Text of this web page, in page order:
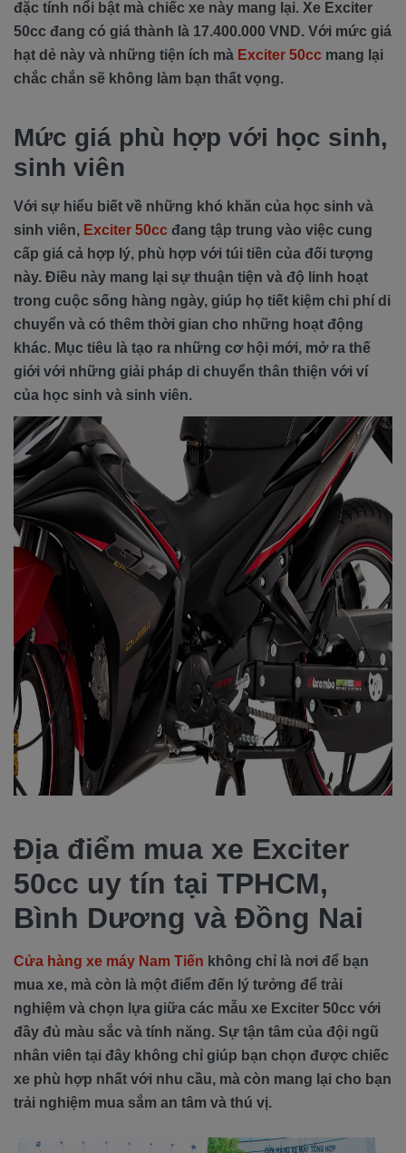
đặc tính nổi bật mà chiếc xe này mang lại. Xe Exciter
50cc đang có giá thành là 17.400.000 VND. Với mức giá
hạt dẻ này và những tiện ích mà Exciter 50cc mang lại
chắc chắn sẽ không làm bạn thất vọng.
Mức giá phù hợp với học sinh,
sinh viên
Với sự hiểu biết về những khó khăn của học sinh và
sinh viên, Exciter 50cc đang tập trung vào việc cung
cấp giá cả hợp lý, phù hợp với túi tiền của đối tượng
này. Điều này mang lại sự thuận tiện và độ linh hoạt
trong cuộc sống hàng ngày, giúp họ tiết kiệm chi phí di
chuyển và có thêm thời gian cho những hoạt động
khác. Mục tiêu là tạo ra những cơ hội mới, mở ra thế
giới với những giải pháp di chuyển thân thiện với ví
của học sinh và sinh viên.
Địa điểm mua xe Exciter
50cc uy tín tại TPHCM,
Bình Dương và Đồng Nai
Cửa hàng xe máy Nam Tiến không chỉ là nơi để bạn
mua xe, mà còn là một điểm đến lý tưởng để trải
nghiệm và chọn lựa giữa các mẫu xe Exciter 50cc với
đầy đủ màu sắc và tính năng. Sự tận tâm của đội ngũ
nhân viên tại đây không chỉ giúp bạn chọn được chiếc
xe phù hợp nhất với nhu cầu, mà còn mang lại cho bạn
trải nghiệm mua sắm an tâm và thú vị.